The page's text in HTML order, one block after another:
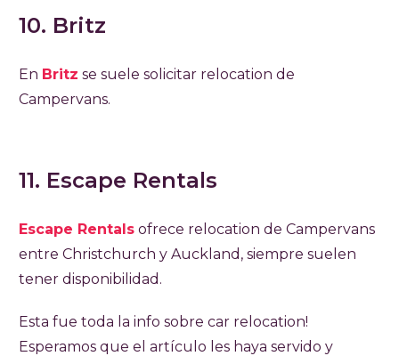
10. Britz
En Britz se suele solicitar relocation de
Campervans.
11. Escape Rentals
Escape Rentals ofrece relocation de Campervans
entre Christchurch y Auckland, siempre suelen
tener disponibilidad.
Esta fue toda la info sobre car relocation!
Esperamos que el artículo les haya servido y